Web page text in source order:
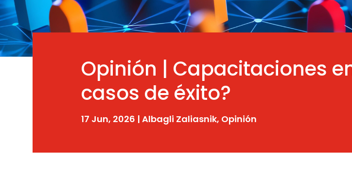
Opinión | Capacitaciones
casos de éxito?
17 Jun, 2026 |Albagli Zaliasnik, Opinión